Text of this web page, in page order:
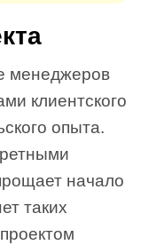
менеджеров
клиентского
опыта.
начало
таких